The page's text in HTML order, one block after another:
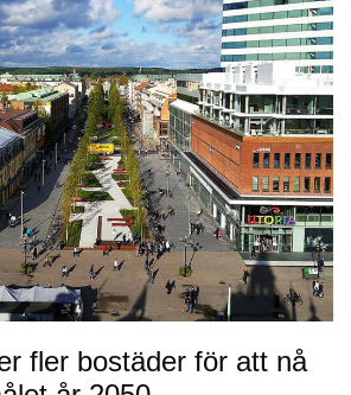
fler bostäder för att nå